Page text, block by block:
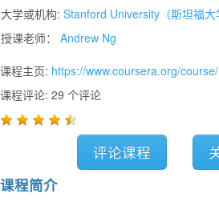
大学或机构: Stanford University（斯坦福大
授课老师： Andrew Ng
课程主页: https://www.coursera.org/
课程评论: 29 个评论
评论课程
课程简介